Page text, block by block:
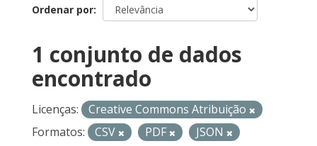
Ordenar por
1 conjunto de dados
encontrado
Licenças:
Creative Commons Atribuição
Formatos:
CSV PDF
JSON